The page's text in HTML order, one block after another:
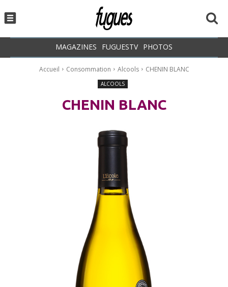
MAGAZINES FUGUESTV PHOTOS
Accueil Consommation Alcools CHENIN BLANC
ALCOOLS
CHENIN BLANC